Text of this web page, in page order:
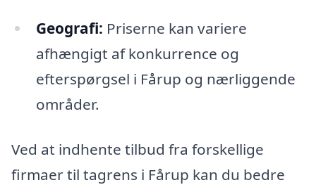
Geografi: Priserne kan variere
afhængigt af konkurrence og
efterspørgsel i Fårup og nærliggende
områder.
Ved at indhente tilbud fra forskellige
firmaer til tagrens i Fårup kan du bedre